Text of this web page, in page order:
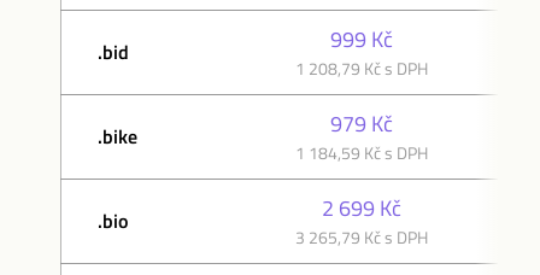
.bid 999 Kč
1 208,79 Kč s DPH
.bike 979 Kč
1 184,59 Kč s DPH
.bio 2 699 Kč
3 265,79 Kč s DPH